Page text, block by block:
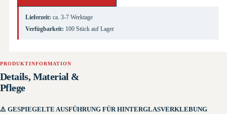
Lieferzeit: ca. 3-7 Werktage
Verfügbarkeit: 100 Stück auf Lager
PRODUKTINFORMATION
Details, Material &
Pflege
⚠️ GESPIEGELTE AUSFÜHRUNG FÜR HINTERGLASVERKLEBUNG